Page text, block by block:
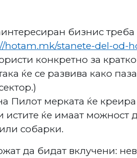
бизнис
hotam.mk/stanete-del-od-
конкретно за
ќе се развива како
Пилот мерката ќе
истите ќе имаат можност
собарки.
да бидат вклучени: